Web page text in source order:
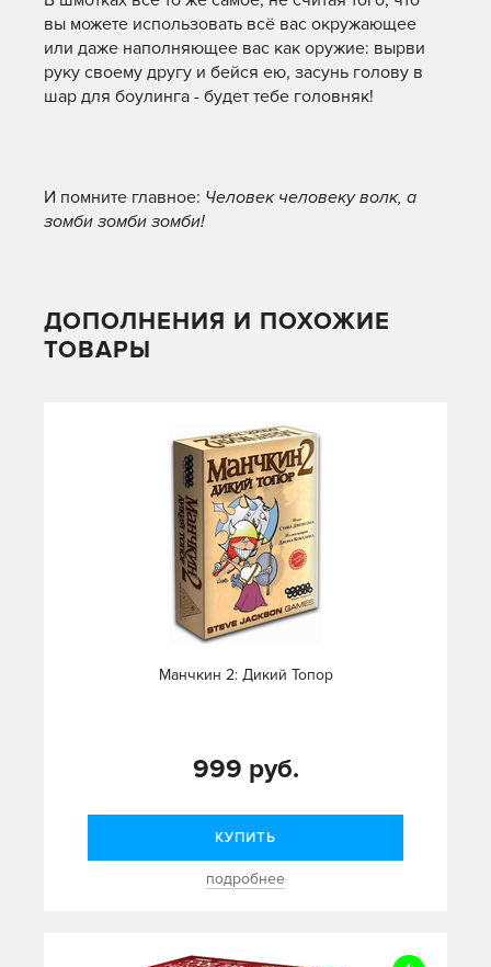
вы можете использовать всё вас окружающее
или даже наполняющее вас как оружие: вырви
руку своему другу и бейся ею, засунь голову в
шар для боулинга - будет тебе головняк!
И помните главное: Человек человеку волк, а
зомби зомби зомби!
ДОПОЛНЕНИЯ И ПОХОЖИЕ
ТОВАРЫ
Манчкин 2: Дикий Топор
999 руб.
КУПИТЬ
подробнее